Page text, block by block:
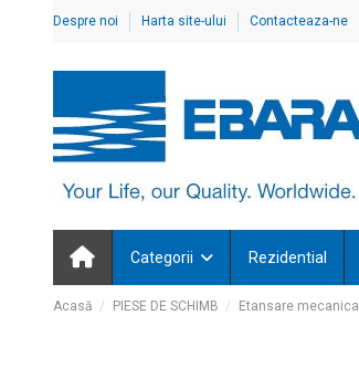
Despre noi Harta site-ului Contacteaza-ne
Categorii Rezidential
Acasă PIESE DE SCHIMB Etansare mecanica